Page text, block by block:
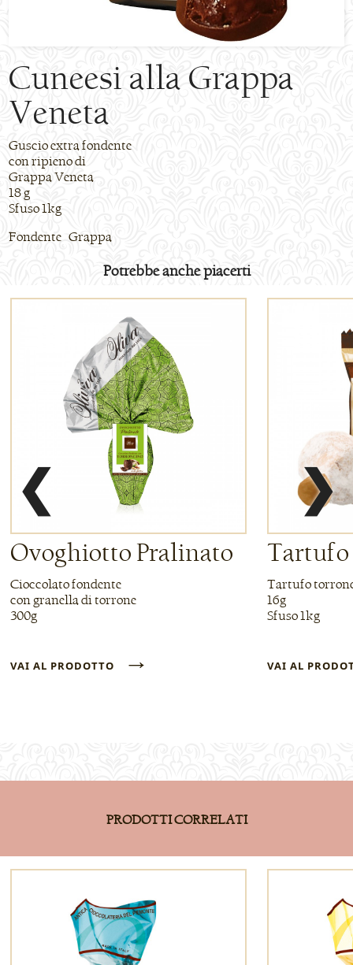
Cuneesi alla Grappa
Veneta
Guscio extra fondente
con ripieno di
Grappa Veneta
18 g
Sfuso 1kg
Fondente Grappa
Potrebbe anche piacerti
❮
Ovoghiotto Pralinato
Cioccolato fondente
con granella di torrone
300g
VAI AL PRODOTTO →
Tartufo
16g
Sfuso 1kg
VAI AL
❯
PRODOTTI CORRELATI